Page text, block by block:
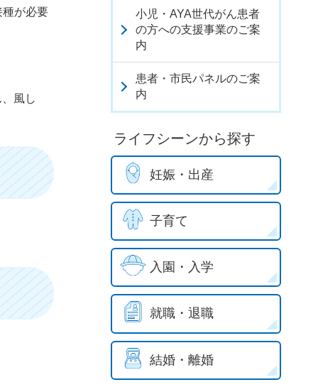
が必要
風し
小児・AYA世代がん患者
の方への支援事業のご案
内
患者・市民パネルのご案
内
ライフシーンから探す
妊娠・出産
子育て
入園・入学
就職・退職
結婚・離婚